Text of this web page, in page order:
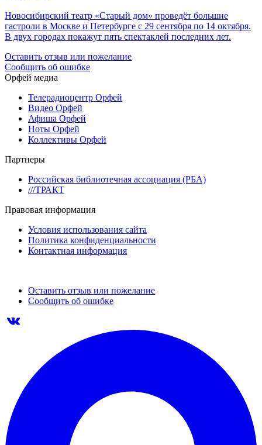
Новосибирский театр «Старый дом» проведёт большие
гастроли в Москве и Петербурге с 29 сентября по 14 октября.
В двух городах покажут пять спектаклей последних лет.
Оставить отзыв или пожелание
Сообщить об ошибке
Орфей медиа
Телерадиоцентр Орфей
Видео Орфей
Афиша Орфей
Ноты Орфей
Коллективы Орфей
Партнеры
Российская библиотечная ассоциация (РБА)
///ТРАКТ
Правовая информация
Условия использования сайта
Политика конфиденциальности
Контактная информация
Оставить отзыв или пожелание
Сообщить об ошибке